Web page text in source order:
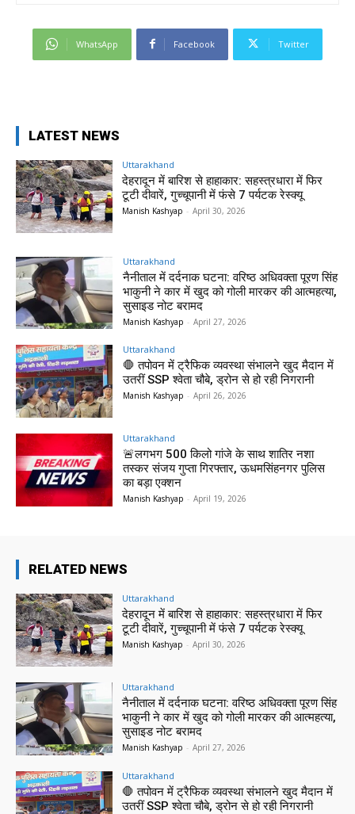
WhatsApp Facebook Twitter
LATEST NEWS
Uttarakhand
देहरादून में बारिश से हाहाकार: सहस्त्रधारा में फिर
टूटी दीवारें, गुच्चूपानी में फंसे 7 पर्यटक रेस्क्यू
Manish Kashyap - April 30, 2026
Uttarakhand
नैनीताल में दर्दनाक घटना: वरिष्ठ अधिवक्ता पूरण सिंह
भाकुनी ने कार में खुद को गोली मारकर की आत्महत्या,
सुसाइड नोट बरामद
Manish Kashyap - April 27, 2026
Uttarakhand
🛑 तपोवन में ट्रैफिक व्यवस्था संभालने खुद मैदान में
उतरीं SSP श्वेता चौबे, ड्रोन से हो रही निगरानी
Manish Kashyap - April 26, 2026
Uttarakhand
🚨लगभग 500 किलो गांजे के साथ शातिर नशा
तस्कर संजय गुप्ता गिरफ्तार, ऊधमसिंहनगर पुलिस
का बड़ा एक्शन
Manish Kashyap - April 19, 2026
RELATED NEWS
Uttarakhand
देहरादून में बारिश से हाहाकार: सहस्त्रधारा में फिर
टूटी दीवारें, गुच्चूपानी में फंसे 7 पर्यटक रेस्क्यू
Manish Kashyap - April 30, 2026
Uttarakhand
नैनीताल में दर्दनाक घटना: वरिष्ठ अधिवक्ता पूरण सिंह
भाकुनी ने कार में खुद को गोली मारकर की आत्महत्या,
सुसाइड नोट बरामद
Manish Kashyap - April 27, 2026
Uttarakhand
🛑 तपोवन में ट्रैफिक व्यवस्था संभालने खुद मैदान में
उतरीं SSP श्वेता चौबे, ड्रोन से हो रही निगरानी